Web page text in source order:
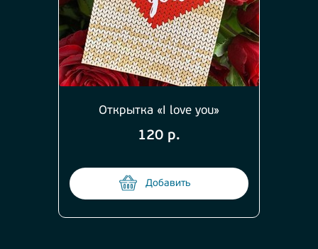
Открытка «I love you»
120 р.
Добавить